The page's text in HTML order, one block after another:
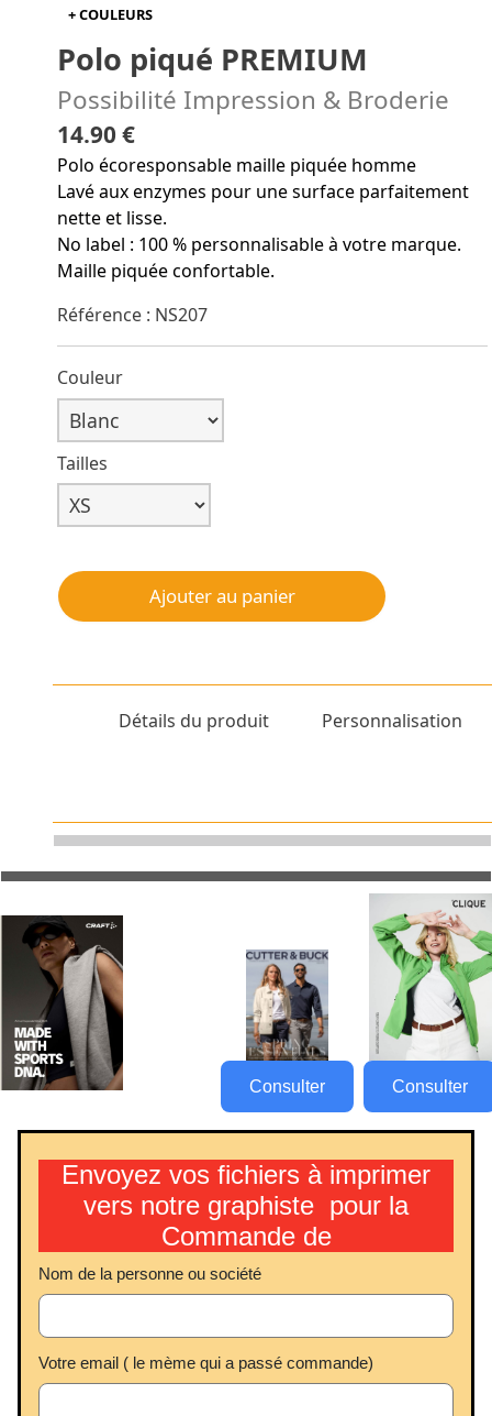
+ COULEURS
Polo piqué PREMIUM
Possibilité Impression & Broderie
14.90 €
Polo écoresponsable maille piquée homme
Lavé aux enzymes pour une surface parfaitement
nette et lisse.
No label : 100 % personnalisable à votre marque.
Maille piquée confortable.
Référence : NS207
Couleur
Tailles
Ajouter au panier
Détails du produit Personnalisation
Consulter Consulter
Envoyez vos fichiers à imprimer
vers notre graphiste pour la
Commande de
Nom de la personne ou société
Votre email ( le mème qui a passé commande)